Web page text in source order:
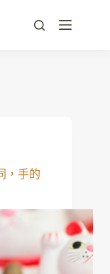
，手的